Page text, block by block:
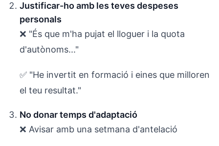
Justificar-ho amb les teves despeses
personals
❌ "És que m'ha pujat el lloguer i la quota
d'autònoms..."
✅ "He invertit en formació i eines que milloren
el teu resultat."
No donar temps d'adaptació
❌ Avisar amb una setmana d'antelació